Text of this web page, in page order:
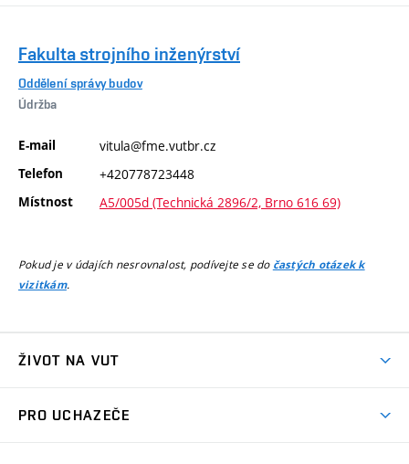
Fakulta strojního inženýrství
Oddělení správy budov
Údržba
E-mail vitula@fme.vutbr.cz
Telefon +420778723448
Místnost A5/005d (Technická 2896/2, Brno 616 69)
Pokud je v údajích nesrovnalost, podívejte se do častých otázek k
vizitkám.
ŽIVOT NA VUT
PRO UCHAZEČE